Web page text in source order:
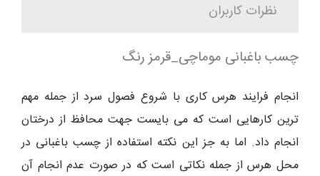
نظرات کاربران
چسب باغبانی موماچی_قرمز رنگ
انجام فرایند هرس کاری با شروع فصول سرد از جمله مهم
ترین کارهایی است که می بایست جهت محافظ از درختان
انجام داد. اما به جز این نکته استفاده از چسب باغبانی در
محل هرس از جمله نکاتی است که در صورت عدم انجام آن